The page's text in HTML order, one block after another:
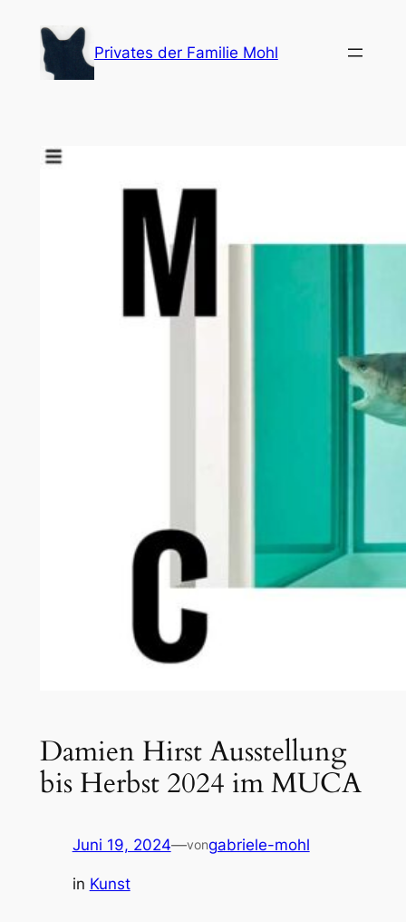
Inhalt
springen
Privates der Familie Mohl
Damien Hirst Ausstellung
bis Herbst 2024 im MUCA
Juni 19, 2024—vongabriele-mohl
in Kunst